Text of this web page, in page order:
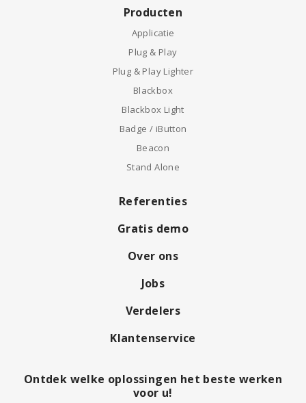
Producten
Applicatie
Plug & Play
Plug & Play Lighter
Blackbox
Blackbox Light
Badge / iButton
Beacon
Stand Alone
Referenties
Gratis demo
Over ons
Jobs
Verdelers
Klantenservice
Ontdek welke oplossingen het beste werken
voor u!